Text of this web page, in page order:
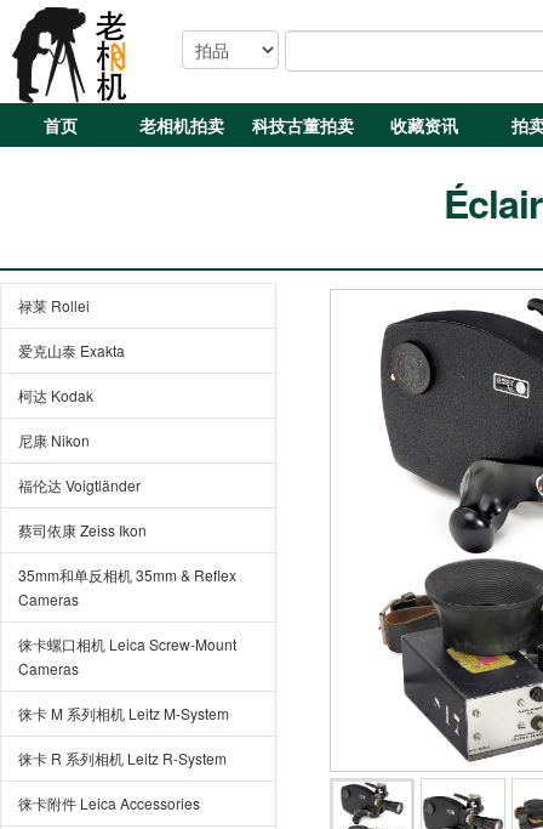
首页 老相机拍卖 科技古董拍卖 收藏资讯 拍
禄莱 Rollei
爱克山泰 Exakta
柯达 Kodak
尼康 Nikon
福伦达 Voigtländer
蔡司依康 Zeiss Ikon
35mm和单反相机 35mm & Reflex
Cameras
徕卡螺口相机 Leica Screw-Mount
Cameras
徕卡 M 系列相机 Leitz M-System
徕卡 R 系列相机 Leitz R-System
徕卡附件 Leica Accessories